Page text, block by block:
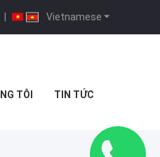
Vietnamese
|
TÔI TIN TỨC